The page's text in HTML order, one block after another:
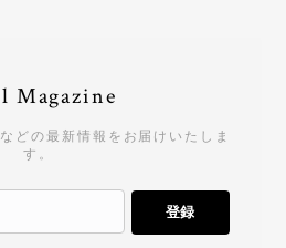
Magazine
どの最新情報をお届けいたしま
す。
登録